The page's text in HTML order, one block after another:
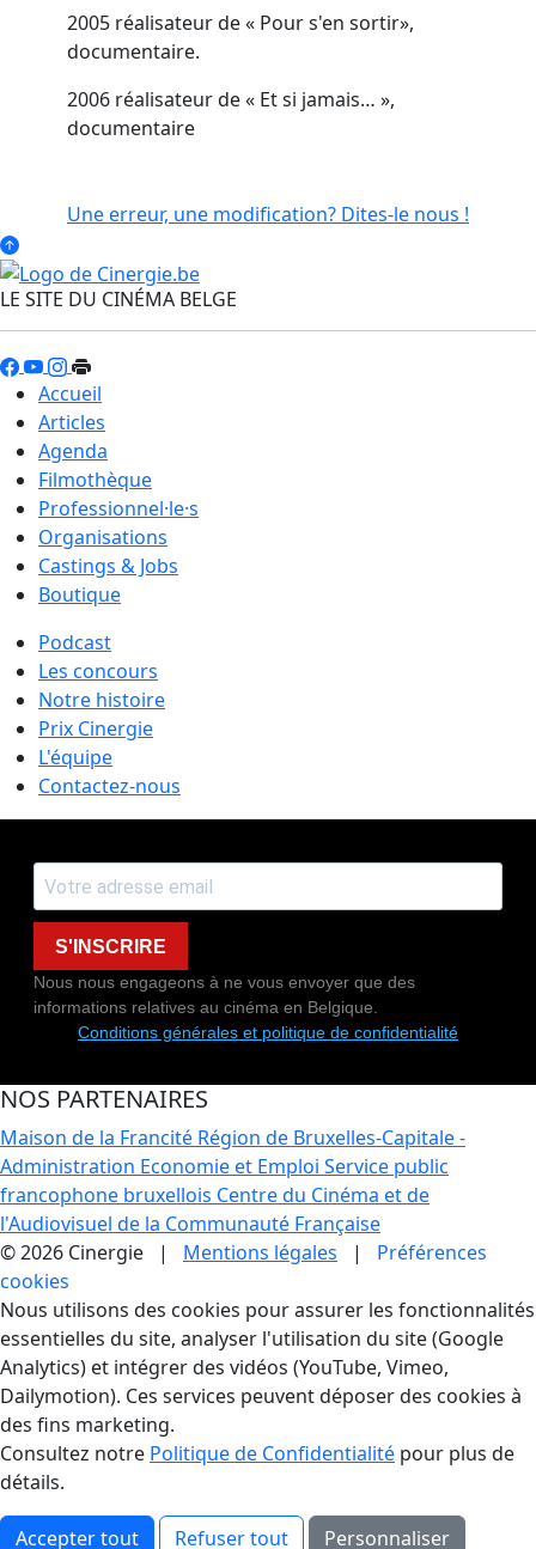
2005 réalisateur de « Pour s'en sortir»,
documentaire.
2006 réalisateur de « Et si jamais… »,
documentaire
Une erreur, une modification? Dites-le nous !
LE SITE DU CINÉMA BELGE
Accueil
Articles
Agenda
Filmothèque
Professionnel·le·s
Organisations
Castings & Jobs
Boutique
Podcast
Les concours
Notre histoire
Prix Cinergie
L'équipe
Contactez-nous
S'INSCRIRE
Nous nous engageons à ne vous envoyer que des
informations relatives au cinéma en Belgique.
Conditions générales et politique de confidentialité
NOS PARTENAIRES
Maison de la Francité Région de Bruxelles-Capitale -
Administration Economie et Emploi Service public
francophone bruxellois Centre du Cinéma et de
l'Audiovisuel de la Communauté Française
© 2026 Cinergie | Mentions légales | Préférences
cookies
Gestion des Cookies
Nous utilisons des cookies pour assurer les fonctionnalités
essentielles du site, analyser l'utilisation du site (Google
Analytics) et intégrer des vidéos (YouTube, Vimeo,
Dailymotion). Ces services peuvent déposer des cookies à
des fins marketing.
Consultez notre Politique de Confidentialité pour plus de
détails.
Accepter tout Refuser tout Personnaliser